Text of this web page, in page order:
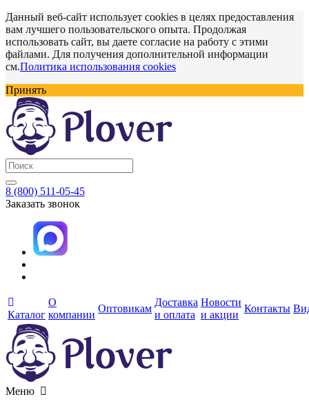
Данный веб-сайт использует cookies в целях предоставления
вам лучшего пользовательского опыта. Продолжая
использовать сайт, вы даете согласие на работу с этими
файлами. Для получения дополнительной информации
см.Политика использования cookies
Принять
8 (800) 511-05-45
Заказать звонок
Каталог
О
компании
Оптовикам
Доставка
и оплата
Новости
и акции
Контакты
Меню